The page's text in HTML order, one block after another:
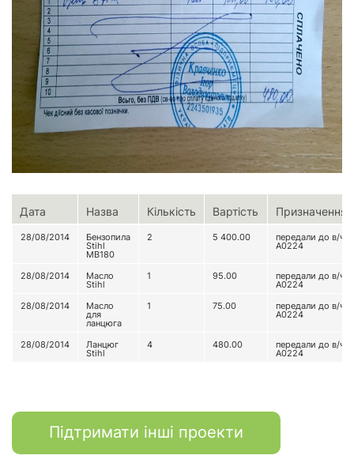
Дата Назва Кількість Вартість Призначення
28/08/2014 Бензопила
Stihl
MB180
2 5 400.00 передали до в/ч
А0224
28/08/2014 Масло
Stihl
1 95.00 передали до в/ч
А0224
28/08/2014
Масло
для
ланцюга
1 75.00 передали до в/ч
А0224
28/08/2014 Ланцюг
Stihl
4 480.00 передали до в/ч
А0224
Підтримати інші проекти